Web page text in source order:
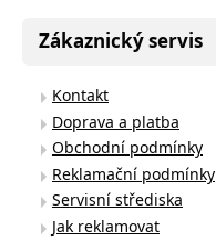
Zákaznický servis
Kontakt
Doprava a platba
Obchodní podmínky
Reklamační podmínky
Servisní střediska
Jak reklamovat